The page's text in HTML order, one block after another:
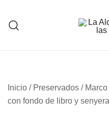
contenido
Inicio / Preservados /
con fondo de libro y senyera